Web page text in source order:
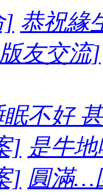
] 恭祝緣
友交流]
眠不好
] 是牛
] 圓滿…